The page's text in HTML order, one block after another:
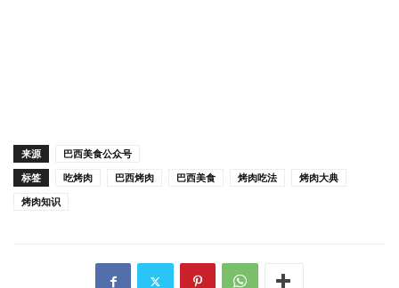
来源
巴西美食公众号
标签
吃烤肉 巴西烤肉 巴西美食 烤肉吃法
烤肉大典
烤肉知识